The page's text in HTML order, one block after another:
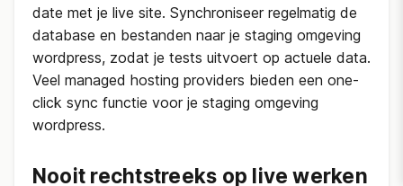
date met je live site. Synchroniseer regelmatig de
database en bestanden naar je staging omgeving
wordpress, zodat je tests uitvoert op actuele data.
Veel managed hosting providers bieden een one-
click sync functie voor je staging omgeving
wordpress.
Nooit rechtstreeks op live werken